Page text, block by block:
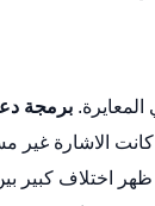
برمجة
الاشارة غير
ظهر اختلاف كبير